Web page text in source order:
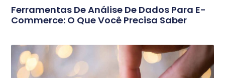
Ferramentas De Análise De Dados Para E-
Commerce: O Que Você Precisa Saber